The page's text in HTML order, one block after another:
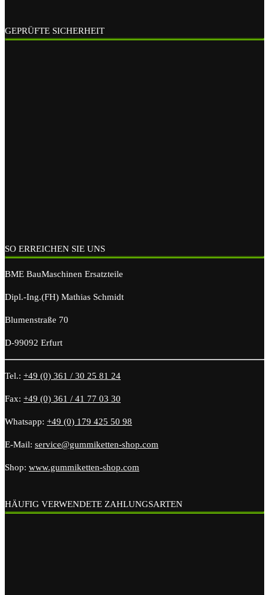
GEPRÜFTE SICHERHEIT
SO ERREICHEN SIE UNS
BME BauMaschinen Ersatzteile
Dipl.-Ing.(FH) Mathias Schmidt
Blumenstraße 70
D-99092 Erfurt
Tel.: +49 (0) 361 / 30 25 81 24
Fax: +49 (0) 361 / 41 77 03 30
Whatsapp: +49 (0) 179 425 50 98
E-Mail: service@gummiketten-shop.com
Shop: www.gummiketten-shop.com
HÄUFIG VERWENDETE ZAHLUNGSARTEN